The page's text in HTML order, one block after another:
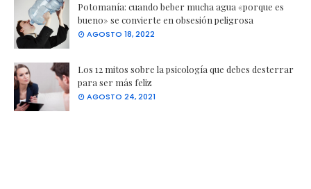
Potomanía: cuando beber mucha agua «porque es
bueno» se convierte en obsesión peligrosa
AGOSTO 18, 2022
Los 12 mitos sobre la psicología que debes desterrar
para ser más feliz
AGOSTO 24, 2021